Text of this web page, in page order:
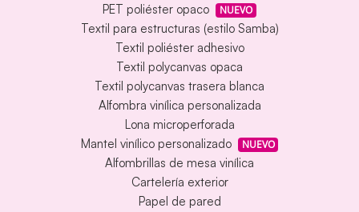
PET poliéster opaco
NUEVO
Textil para estructuras (estilo Samba)
Textil poliéster adhesivo
Textil polycanvas opaca
Textil polycanvas trasera blanca
Alfombra vinílica personalizada
Lona microperforada
Mantel vinílico personalizado
NUEVO
Alfombrillas de mesa vinílica
Cartelería exterior
Papel de pared